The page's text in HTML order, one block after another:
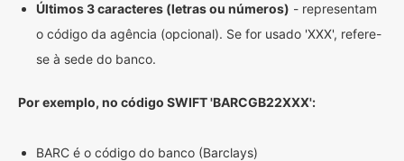
Últimos 3 caracteres (letras ou números) - representam
o código da agência (opcional). Se for usado 'XXX', refere-
se à sede do banco.
Por exemplo, no código SWIFT 'BARCGB22XXX':
BARC é o código do banco (Barclays)